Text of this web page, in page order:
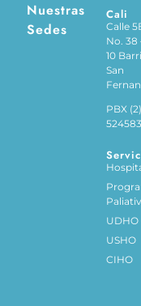
Nuestras
Sedes
Cali
Calle
No. 38
10
San
PBX (2)
UDHO
USHO
CIHO